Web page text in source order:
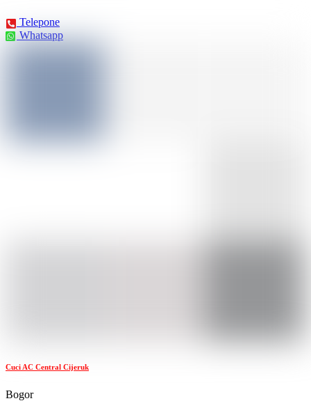
Telepone
Whatsapp
Cuci AC Central Cijeruk
Bogor